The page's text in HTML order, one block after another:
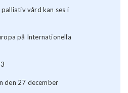
vård kan ses i
på Internationella
den 27 december